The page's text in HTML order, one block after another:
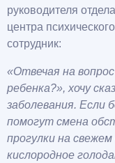
руководителя
центра
сотрудник:
«Отвечая на
ребенка?», хочу
заболевания. Если
помогут смена
прогулки на
кислородное